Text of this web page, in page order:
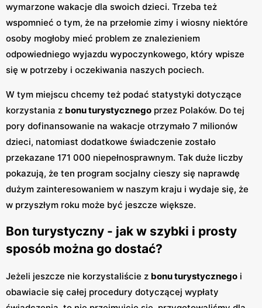
wymarzone wakacje dla swoich dzieci. Trzeba też
wspomnieć o tym, że na przełomie zimy i wiosny niektóre
osoby mogłoby mieć problem ze znalezieniem
odpowiedniego wyjazdu wypoczynkowego, który wpisze
się w potrzeby i oczekiwania naszych pociech.
W tym miejscu chcemy też podać statystyki dotyczące
korzystania z bonu turystycznego przez Polaków. Do tej
pory dofinansowanie na wakacje otrzymało 7 milionów
dzieci, natomiast dodatkowe świadczenie zostało
przekazane 171 000 niepełnosprawnym. Tak duże liczby
pokazują, że ten program socjalny cieszy się naprawdę
dużym zainteresowaniem w naszym kraju i wydaje się, że
w przyszłym roku może być jeszcze większe.
Bon turystyczny - jak w szybki i prosty
sposób można go dostać?
Jeżeli jeszcze nie korzystaliście z bonu turystycznego i
obawiacie się całej procedury dotyczącej wypłaty